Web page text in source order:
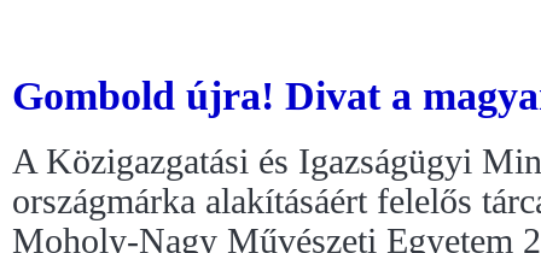
Gombold újra! Divat a
A Közigazgatási és Igazságügyi
országmárka alakításáért felelős
Moholy-Nagy Művészeti Egyetem